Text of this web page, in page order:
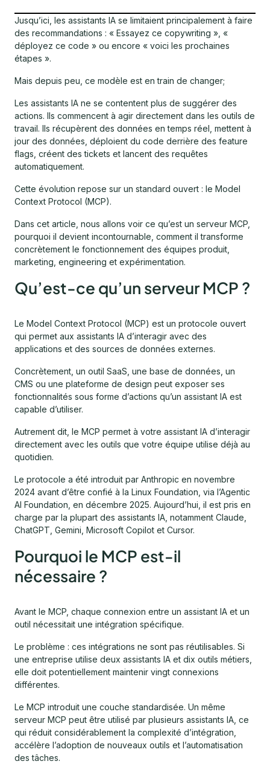
Jusqu’ici, les assistants IA se limitaient principalement à faire
des recommandations : « Essayez ce copywriting », «
déployez ce code » ou encore « voici les prochaines
étapes ».
Mais depuis peu, ce modèle est en train de changer;
Les assistants IA ne se contentent plus de suggérer des
actions. Ils commencent à agir directement dans les outils de
travail. Ils récupèrent des données en temps réel, mettent à
jour des données, déploient du code derrière des feature
flags, créent des tickets et lancent des requêtes
automatiquement.
Cette évolution repose sur un standard ouvert : le Model
Context Protocol (MCP).
Dans cet article, nous allons voir ce qu’est un serveur MCP,
pourquoi il devient incontournable, comment il transforme
concrètement le fonctionnement des équipes produit,
marketing, engineering et expérimentation.
Qu’est-ce qu’un serveur MCP ?
Le Model Context Protocol (MCP) est un protocole ouvert
qui permet aux assistants IA d’interagir avec des
applications et des sources de données externes.
Concrètement, un outil SaaS, une base de données, un
CMS ou une plateforme de design peut exposer ses
fonctionnalités sous forme d’actions qu’un assistant IA est
capable d’utiliser.
Autrement dit, le MCP permet à votre assistant IA d’interagir
directement avec les outils que votre équipe utilise déjà au
quotidien.
Le protocole a été introduit par Anthropic en novembre
2024 avant d’être confié à la Linux Foundation, via l’Agentic
AI Foundation, en décembre 2025. Aujourd’hui, il est pris en
charge par la plupart des assistants IA, notamment Claude,
ChatGPT, Gemini, Microsoft Copilot et Cursor.
Pourquoi le MCP est-il
nécessaire ?
Avant le MCP, chaque connexion entre un assistant IA et un
outil nécessitait une intégration spécifique.
Le problème : ces intégrations ne sont pas réutilisables. Si
une entreprise utilise deux assistants IA et dix outils métiers,
elle doit potentiellement maintenir vingt connexions
différentes.
Le MCP introduit une couche standardisée. Un même
serveur MCP peut être utilisé par plusieurs assistants IA, ce
qui réduit considérablement la complexité d’intégration,
accélère l’adoption de nouveaux outils et l’automatisation
des tâches.